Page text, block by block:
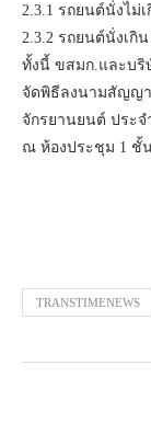
2.3.1 รถยนต์นั่งไม่
2.3.2 รถยนต์นั่งเกิ
ทั้งนี้ ขสมก.และบริ
จัดพิธีลงนามสัญญ
จักรยานยนต์ ประจ
ณ ห้องประชุม 1 ชั้
TRANSTIMENEWS